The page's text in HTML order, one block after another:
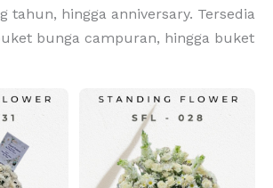
tahun, hingga anniversary. Tersedia
bunga campuran, hingga buket